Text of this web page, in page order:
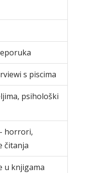
s piscima
psihološki
horrori,
čitanja
u knjigama